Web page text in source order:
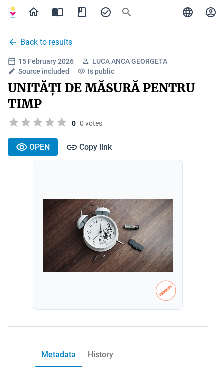
Back to results
15 February 2026
LUCA ANCA GEORGETA
Source included
Is public
UNITĂȚI DE MĂSURĂ PENTRU
TIMP
0 0 votes
OPEN Copy link
Metadata History